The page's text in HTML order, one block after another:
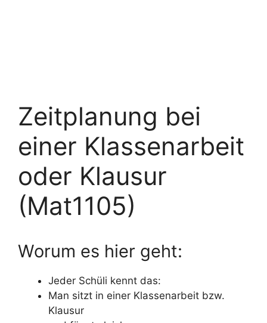
Zeitplanung bei
einer Klassenarbeit
oder Klausur
(Mat1105)
Worum es hier geht:
Jeder Schüli kennt das:
Man sitzt in einer Klassenarbeit bzw.
Klausur